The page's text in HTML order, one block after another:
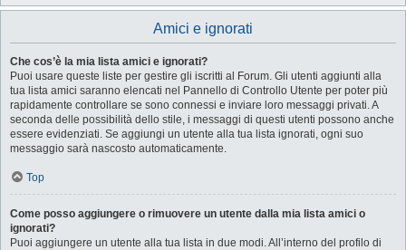
Amici e ignorati
Che cos’è la mia lista amici e ignorati?
Puoi usare queste liste per gestire gli iscritti al Forum. Gli utenti aggiunti alla
tua lista amici saranno elencati nel Pannello di Controllo Utente per poter più
rapidamente controllare se sono connessi e inviare loro messaggi privati. A
seconda delle possibilità dello stile, i messaggi di questi utenti possono anche
essere evidenziati. Se aggiungi un utente alla tua lista ignorati, ogni suo
messaggio sarà nascosto automaticamente.
Top
Come posso aggiungere o rimuovere un utente dalla mia lista amici o
ignorati?
Puoi aggiungere un utente alla tua lista in due modi. All’interno del profilo di